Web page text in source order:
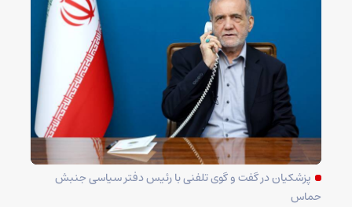
پزشکیان در گفت و گوی تلفنی با رئیس دفتر سیاسی جنبش
حماس